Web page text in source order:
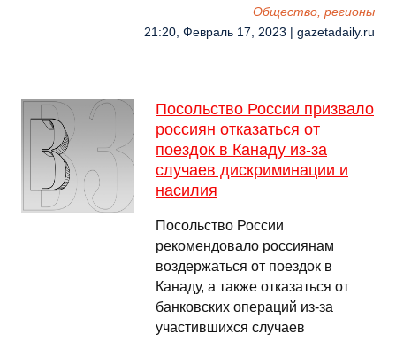
Общество, регионы
21:20, Февраль 17, 2023 | gazetadaily.ru
Посольство России призвало
россиян отказаться от
поездок в Канаду из-за
случаев дискриминации и
насилия
Посольство России
рекомендовало россиянам
воздержаться от поездок в
Канаду, а также отказаться от
банковских операций из-за
участившихся случаев